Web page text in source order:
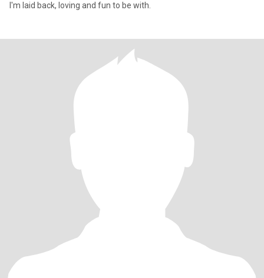
I'm laid back, loving and fun to be with.